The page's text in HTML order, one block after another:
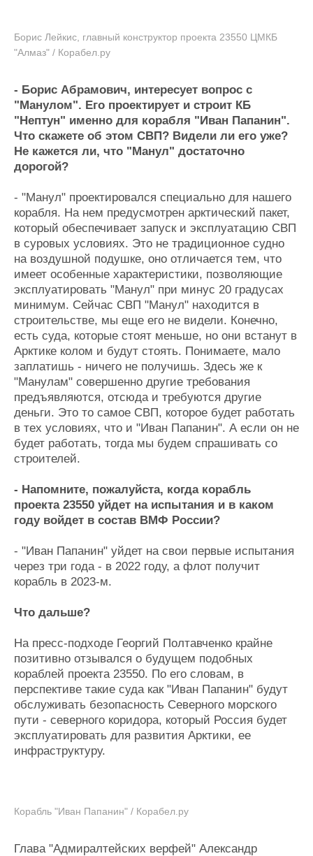
Борис Лейкис, главный конструктор проекта 23550 ЦМКБ
"Алмаз" / Корабел.ру
- Борис Абрамович, интересует вопрос с
"Манулом". Его проектирует и строит КБ
"Нептун" именно для корабля "Иван Папанин".
Что скажете об этом СВП? Видели ли его уже?
Не кажется ли, что "Манул" достаточно
дорогой?
- "Манул" проектировался специально для нашего
корабля. На нем предусмотрен арктический пакет,
который обеспечивает запуск и эксплуатацию СВП
в суровых условиях. Это не традиционное судно
на воздушной подушке, оно отличается тем, что
имеет особенные характеристики, позволяющие
эксплуатировать "Манул" при минус 20 градусах
минимум. Сейчас СВП "Манул" находится в
строительстве, мы еще его не видели. Конечно,
есть суда, которые стоят меньше, но они встанут в
Арктике колом и будут стоять. Понимаете, мало
заплатишь - ничего не получишь. Здесь же к
"Манулам" совершенно другие требования
предъявляются, отсюда и требуются другие
деньги. Это то самое СВП, которое будет работать
в тех условиях, что и "Иван Папанин". А если он не
будет работать, тогда мы будем спрашивать со
строителей.
- Напомните, пожалуйста, когда корабль
проекта 23550 уйдет на испытания и в каком
году войдет в состав ВМФ России?
- "Иван Папанин" уйдет на свои первые испытания
через три года - в 2022 году, а флот получит
корабль в 2023-м.
Что дальше?
На пресс-подходе Георгий Полтавченко крайне
позитивно отзывался о будущем подобных
кораблей проекта 23550. По его словам, в
перспективе такие суда как "Иван Папанин" будут
обслуживать безопасность Северного морского
пути - северного коридора, который Россия будет
эксплуатировать для развития Арктики, ее
инфраструктуру.
Корабль "Иван Папанин" / Корабел.ру
Глава "Адмиралтейских верфей" Александр